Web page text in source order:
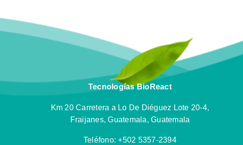
Tecnologías BioReact
Km 20 Carretera a Lo De Diéguez Lote 20-4,
Fraijanes, Guatemala, Guatemala
Teléfono: +502 5357-2394